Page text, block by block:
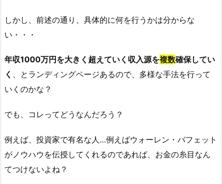
しかし、前述の通り、具体的に何を行うかは分からな
い・・・
年収1000万円を大きく超えていく収入源を複数確保してい
く 、とランディングページあるので、多様な手法を行って
いくのかな？
でも、コレってどうなんだろう？
例えば、投資家で有名な人…例えばウォーレン・バフェット
がノウハウを伝授してくれるのであれば、お金の糸目なん
てつけないよね？